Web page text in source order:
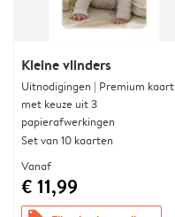
Kleine vlinders
Uitnodigingen | Premium kaart
met keuze uit 3
papierafwerkingen
Set van 10 kaarten
Vanaf
€ 11,99